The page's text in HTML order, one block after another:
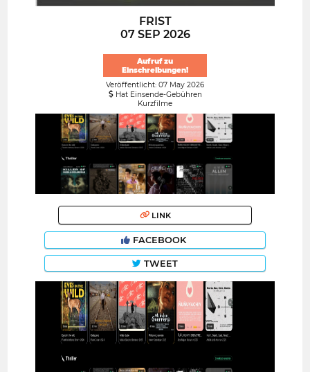
FRIST
07 SEP 2026
Aufruf zu
Einschreibungen!
Veröffentlicht: 07 May 2026
Hat Einsende-Gebühren
Kurzfilme
LINK
FACEBOOK
TWEET